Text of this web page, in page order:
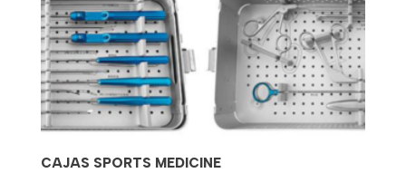
CAJAS SPORTS MEDICINE